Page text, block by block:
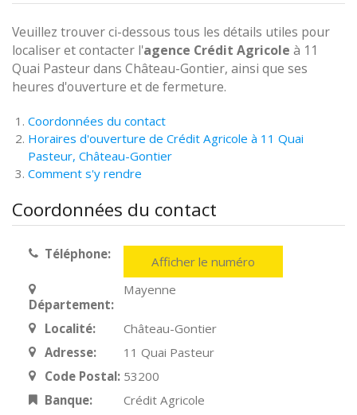
Veuillez trouver ci-dessous tous les détails utiles pour
localiser et contacter l'agence Crédit Agricole à 11
Quai Pasteur dans Château-Gontier, ainsi que ses
heures d'ouverture et de fermeture.
Coordonnées du contact
Horaires d'ouverture de Crédit Agricole à 11 Quai
Pasteur, Château-Gontier
Comment s'y rendre
Coordonnées du contact
Téléphone: Afficher le numéro
Département:
Mayenne
Localité:
Château-Gontier
Adresse:
11 Quai Pasteur
Code Postal: 53200
Banque:
Crédit Agricole